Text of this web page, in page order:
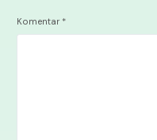
Komentar *